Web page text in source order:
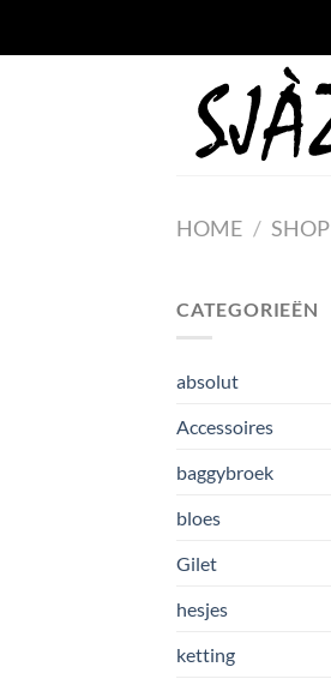
HOME / SHOP
CATEGORIEËN
absolut
Accessoires
baggybroek
bloes
Gilet
hesjes
ketting